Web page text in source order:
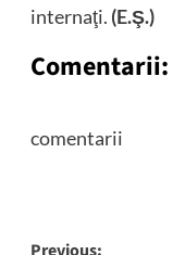
internaţi. (E.Ş.)
Comentarii:
comentarii